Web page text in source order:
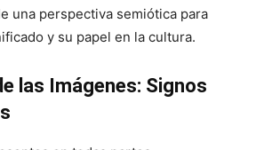
una perspectiva semiótica para
y su papel en la cultura.
las Imágenes: Signos